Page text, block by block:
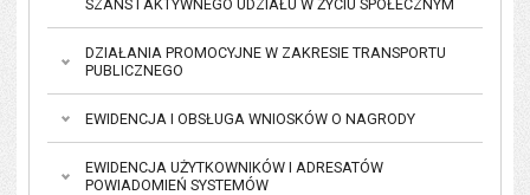
SZANS I AKTYWNEGO UDZIAŁU W ŻYCIU SPOŁECZNYM
DZIAŁANIA PROMOCYJNE W ZAKRESIE TRANSPORTU
PUBLICZNEGO
EWIDENCJA I OBSŁUGA WNIOSKÓW O NAGRODY
EWIDENCJA UŻYTKOWNIKÓW I ADRESATÓW
POWIADOMIEŃ SYSTEMÓW